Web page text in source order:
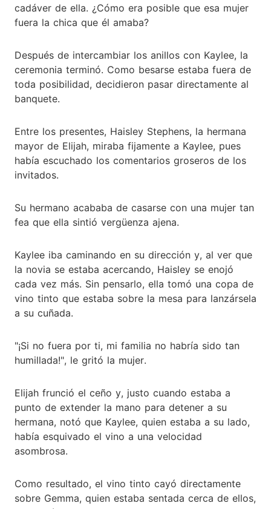
cadáver de ella. ¿Cómo era posible que esa mujer
fuera la chica que él amaba?
Después de intercambiar los anillos con Kaylee, la
ceremonia terminó. Como besarse estaba fuera de
toda posibilidad, decidieron pasar directamente al
banquete.
Entre los presentes, Haisley Stephens, la hermana
mayor de Elijah, miraba fijamente a Kaylee, pues
había escuchado los comentarios groseros de los
invitados.
Su hermano acababa de casarse con una mujer tan
fea que ella sintió vergüenza ajena.
Kaylee iba caminando en su dirección y, al ver que
la novia se estaba acercando, Haisley se enojó
cada vez más. Sin pensarlo, ella tomó una copa de
vino tinto que estaba sobre la mesa para lanzársela
a su cuñada.
"¡Si no fuera por ti, mi familia no habría sido tan
humillada!", le gritó la mujer.
Elijah frunció el ceño y, justo cuando estaba a
punto de extender la mano para detener a su
hermana, notó que Kaylee, quien estaba a su lado,
había esquivado el vino a una velocidad
asombrosa.
Como resultado, el vino tinto cayó directamente
sobre Gemma, quien estaba sentada cerca de ellos,